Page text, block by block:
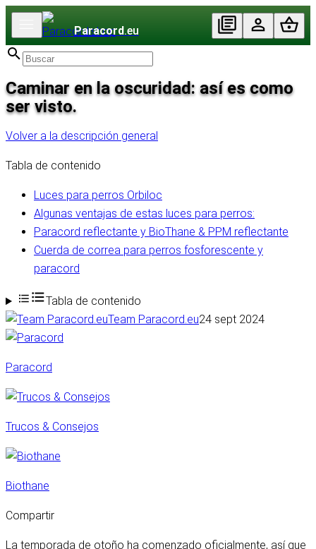
Paracord.eu
Caminar en la oscuridad: así es como
ser visto.
Volver a la descripción general
Tabla de contenido
Luces para perros Orbiloc
Algunas ventajas de estas luces para perros:
Paracord reflectante y BioThane & PPM reflectante
Cuerda de correa para perros fosforescente y
paracord
Tabla de contenido
Team Paracord.eu24 sept 2024
Paracord
Trucos & Consejos
Biothane
Compartir
La temporada de otoño ha comenzado oficialmente, así que